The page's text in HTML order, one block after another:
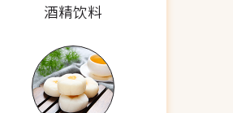
酒精饮料